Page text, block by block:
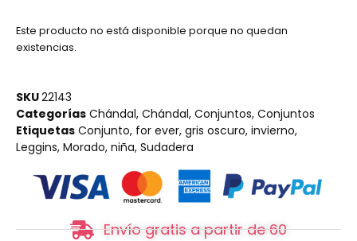
Este producto no está disponible porque no quedan
existencias.
SKU22143
Categorías Chándal, Chándal, Conjuntos, Conjuntos
Etiquetas Conjunto, for ever, gris oscuro, invierno,
Leggins, Morado, niña, Sudadera
Envío gratis a partir de 60